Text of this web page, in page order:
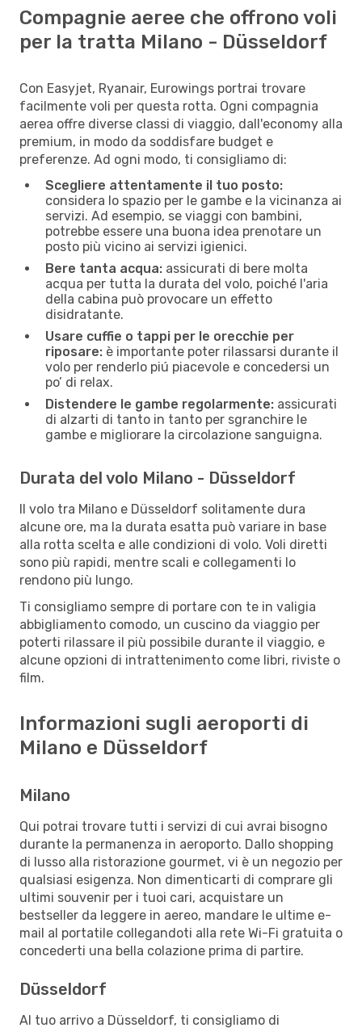
Compagnie aeree che offrono voli
per la tratta Milano - Düsseldorf
Con Easyjet, Ryanair, Eurowings portrai trovare
facilmente voli per questa rotta. Ogni compagnia
aerea offre diverse classi di viaggio, dall'economy alla
premium, in modo da soddisfare budget e
preferenze. Ad ogni modo, ti consigliamo di:
Scegliere attentamente il tuo posto:
considera lo spazio per le gambe e la vicinanza ai
servizi. Ad esempio, se viaggi con bambini,
potrebbe essere una buona idea prenotare un
posto più vicino ai servizi igienici.
Bere tanta acqua: assicurati di bere molta
acqua per tutta la durata del volo, poiché l'aria
della cabina può provocare un effetto
disidratante.
Usare cuffie o tappi per le orecchie per
riposare: è importante poter rilassarsi durante il
volo per renderlo piú piacevole e concedersi un
po’ di relax.
Distendere le gambe regolarmente: assicurati
di alzarti di tanto in tanto per sgranchire le
gambe e migliorare la circolazione sanguigna.
Durata del volo Milano - Düsseldorf
Il volo tra Milano e Düsseldorf solitamente dura
alcune ore, ma la durata esatta può variare in base
alla rotta scelta e alle condizioni di volo. Voli diretti
sono più rapidi, mentre scali e collegamenti lo
rendono più lungo.
Ti consigliamo sempre di portare con te in valigia
abbigliamento comodo, un cuscino da viaggio per
poterti rilassare il più possibile durante il viaggio, e
alcune opzioni di intrattenimento come libri, riviste o
film.
Informazioni sugli aeroporti di
Milano e Düsseldorf
Milano
Qui potrai trovare tutti i servizi di cui avrai bisogno
durante la permanenza in aeroporto. Dallo shopping
di lusso alla ristorazione gourmet, vi è un negozio per
qualsiasi esigenza. Non dimenticarti di comprare gli
ultimi souvenir per i tuoi cari, acquistare un
bestseller da leggere in aereo, mandare le ultime e-
mail al portatile collegandoti alla rete Wi-Fi gratuita o
concederti una bella colazione prima di partire.
Düsseldorf
Al tuo arrivo a Düsseldorf, ti consigliamo di